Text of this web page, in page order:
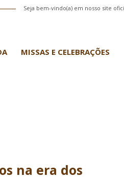
Seja bem-vindo(a) em nosso site
MISSAS E CELEBRAÇÕES
na era dos